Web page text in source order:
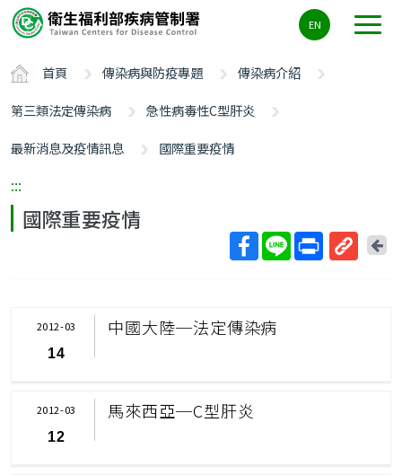
要
容
ALT+C
EN
首頁 傳染病與防疫專題
傳染病介紹
第三類法定傳染病
急性病毒性C型肝炎
最新消息及疫情訊息
國際重要疫情
:::
國際重要疫情
回
中國大陸─法定傳染病
2012-03
14
馬來西亞─C型肝炎
2012-03
12